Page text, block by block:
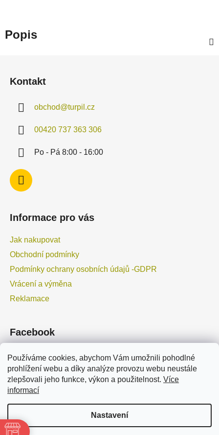
Používáme cookies, abychom Vám umožnili pohodlné
prohlížení webu a díky analýze provozu webu neustále
zlepšovali jeho funkce, výkon a použitelnost. Více
informací
Nastavení
Popis
Kontakt
obchod@turpil.cz
00420 737 363 306
Po - Pá 8:00 - 16:00
Informace pro vás
Jak nakupovat
Obchodní podmínky
Podmínky ochrany osobních údajů -GDPR
Vrácení a výměna
Reklamace
Facebook